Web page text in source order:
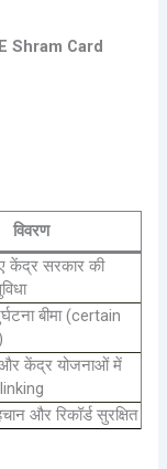
Shram Card
विवरण
केंद्र सरकार की
बीमा (certain
और केंद्र योजनाओं में
और रिकॉर्ड सुरक्षित